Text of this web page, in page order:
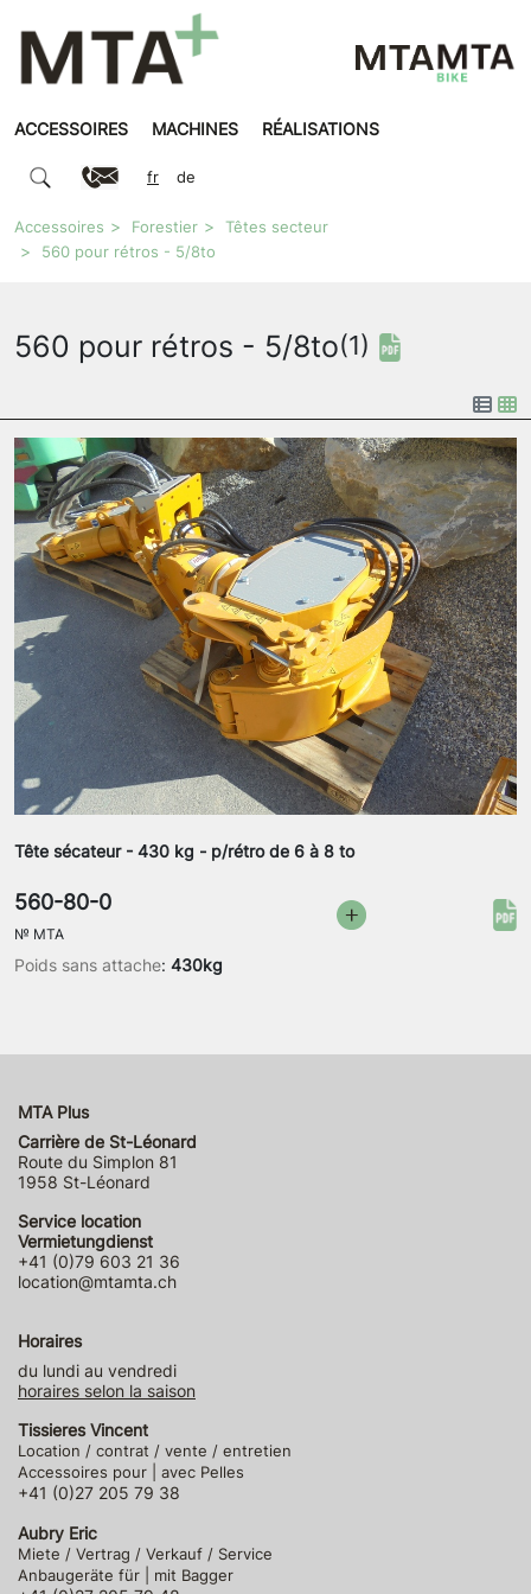
ACCESSOIRES MACHINES RÉALISATIONS
fr de
Accessoires Forestier
Têtes secteur
560 pour rétros - 5/8to
560 pour rétros - 5/8to(1)
Tête sécateur - 430 kg - p/rétro de 6 à 8 to
Poids sans attache: 430kg
560-80-0
№ MTA
MTA Plus
Carrière de St-Léonard
Route du Simplon 81
1958 St-Léonard
Service location
Vermietungdienst
+41 (0)79 603 21 36
location@mtamta.ch
Horaires
du lundi au vendredi
horaires selon la saison
Tissieres Vincent
Location / contrat / vente / entretien
Accessoires pour | avec Pelles
+41 (0)27 205 79 38
Aubry Eric
Miete / Vertrag / Verkauf / Service
Anbaugeräte für | mit Bagger